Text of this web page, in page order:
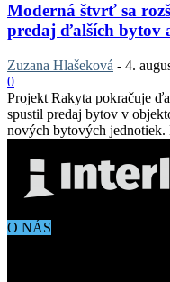
Moderná štvrť sa
predaj ďalších bytov
Zuzana Hlašeková - 4.
0
Projekt Rakyta pokračuje
spustil predaj bytov v
nových bytových jednotiek.
O NÁS